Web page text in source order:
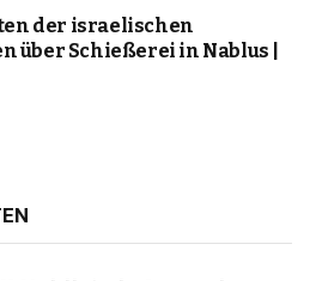
der israelischen
über Schießerei in Nablus |